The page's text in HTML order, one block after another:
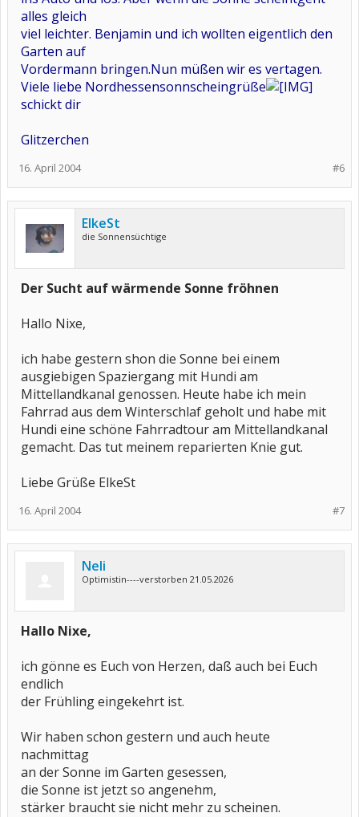
alles gleich
viel leichter. Benjamin und ich wollten eigentlich den
Garten auf
Vordermann bringen.Nun müßen wir es vertagen.
Viele liebe Nordhessensonnscheingrüße
schickt dir
Glitzerchen
#6
16. April 2004
ElkeSt
die Sonnensüchtige
Der Sucht auf wärmende Sonne fröhnen
Hallo Nixe,
ich habe gestern shon die Sonne bei einem
ausgiebigen Spaziergang mit Hundi am
Mittellandkanal genossen. Heute habe ich mein
Fahrrad aus dem Winterschlaf geholt und habe mit
Hundi eine schöne Fahrradtour am Mittellandkanal
gemacht. Das tut meinem reparierten Knie gut.
Liebe Grüße ElkeSt
#7
16. April 2004
Neli
Optimistin----verstorben 21.05.2026
Hallo Nixe,
ich gönne es Euch von Herzen, daß auch bei Euch
endlich
der Frühling eingekehrt ist.
Wir haben schon gestern und auch heute
nachmittag
an der Sonne im Garten gesessen,
die Sonne ist jetzt so angenehm,
stärker braucht sie nicht mehr zu scheinen.